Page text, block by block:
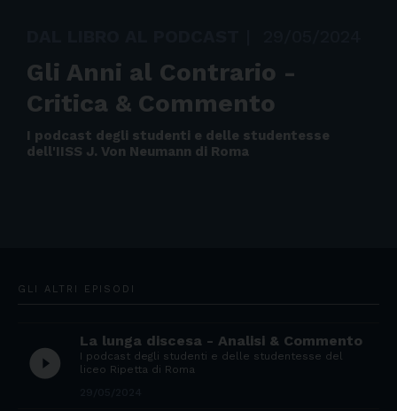
Gli Anni al Contrario -
Critica & Commento
I podcast degli studenti e delle studentesse
dell'IISS J. Von Neumann di Roma
GLI ALTRI EPISODI
play_circle_filled
La lunga discesa - Analisi & Commento
I podcast degli studenti e delle studentesse del
liceo Ripetta di Roma